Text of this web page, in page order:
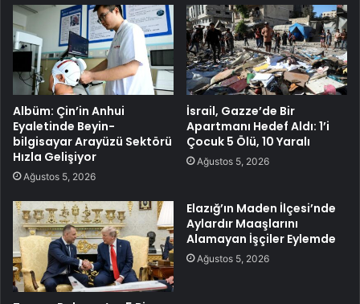
Albüm: Çin’in Anhui
Eyaletinde Beyin-
bilgisayar Arayüzü Sektörü
Hızla Gelişiyor
Ağustos 5, 2026
İsrail, Gazze’de Bir
Apartmanı Hedef Aldı: 1’i
Çocuk 5 Ölü, 10 Yaralı
Ağustos 5, 2026
Elazığ’ın Maden İlçesi’nde
Aylardır Maaşlarını
Alamayan İşçiler Eylemde
Ağustos 5, 2026